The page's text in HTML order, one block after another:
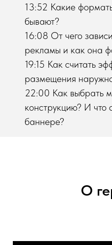
13:52 Какие
бывают?
16:08 От чего
рекламы и как она
19:15 Как считать
размещения
22:00 Как выбрать
конструкцию? И что
баннере?
О